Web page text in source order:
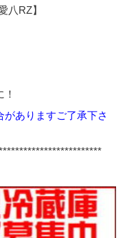
八RZ】
ありますご了承下さ